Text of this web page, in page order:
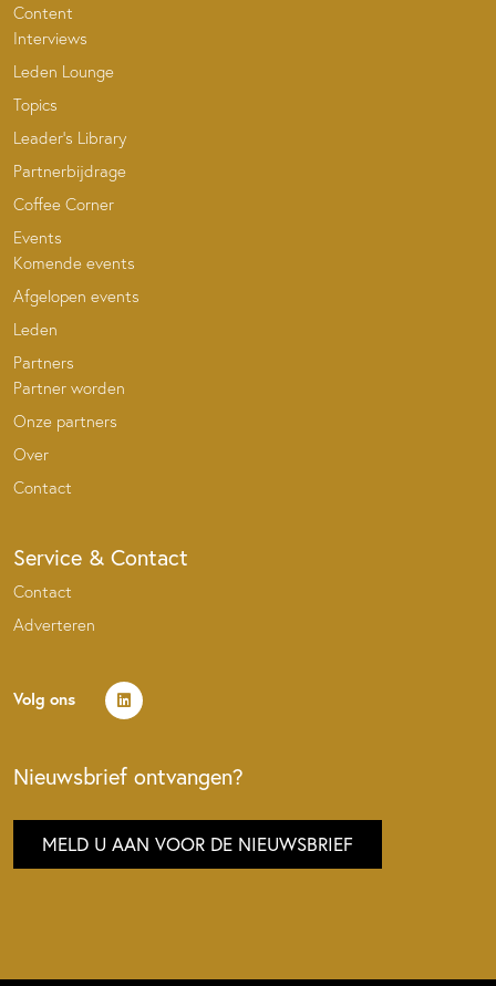
Content
Interviews
Leden Lounge
Topics
Leader’s Library
Partnerbijdrage
Coffee Corner
Events
Komende events
Afgelopen events
Leden
Partners
Partner worden
Onze partners
Over
Contact
Service & Contact
Contact
Adverteren
Volg ons
Nieuwsbrief ontvangen?
MELD U AAN VOOR DE NIEUWSBRIEF